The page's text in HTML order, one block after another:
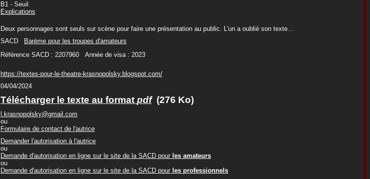
B1 - Seuil
Explications
Deux personnages sont seuls sur scène pour faire une présentation au public. L'un a oublié son texte...
SACD
Barème pour les troupes d'amateurs
Référence SACD : 2207960 Année de visa : 2023
https://textes-pour-le-theatre-krasnopolsky.blogspot.com/
04/04/2024
Télécharger le texte au format pdf(276 Ko)
l.krasnopolsky@gmail.com
ou
Formulaire de contact de l'autrice
Demander l'autorisation à l'autrice
ou
Demande d'autorisation en ligne sur le site de la SACD pour les amateurs
ou
Demande d'autorisation en ligne sur le site de la SACD pour les professionnels